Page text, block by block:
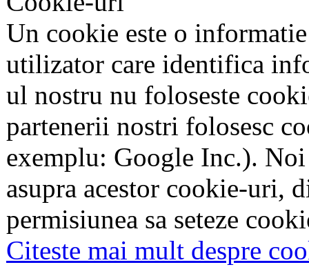
Un cookie este o
utilizator care identifica
ul nostru nu foloseste
partenerii nostri folosesc
exemplu: Google Inc.).
asupra acestor cookie-uri,
permisiunea sa seteze
Citeste mai mult despre